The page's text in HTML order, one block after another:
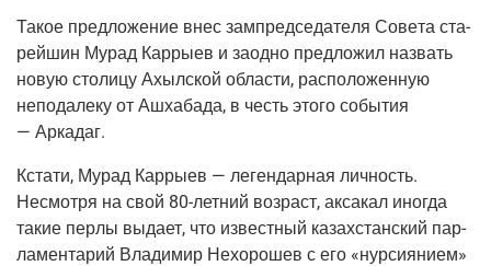
Такое пред­ло­же­ние внес зам­пред­се­да­те­ля Сове­та ста­
рей­шин Мурад Кар­ры­ев и заод­но пред­ло­жил назвать
новую сто­ли­цу Ахыл­ской обла­сти, рас­по­ло­жен­ную
непо­да­ле­ку от Ашха­ба­да, в честь это­го собы­тия
— Аркадаг.
Кста­ти, Мурад Кар­ры­ев — леген­дар­ная лич­ность.
Несмот­ря на свой 80-лет­ний воз­раст, акса­кал ино­гда
такие пер­лы выда­ет, что извест­ный казах­стан­ский пар­
ла­мен­та­рий Вла­ди­мир Нехо­ро­шев с его «нур­си­я­ни­ем»